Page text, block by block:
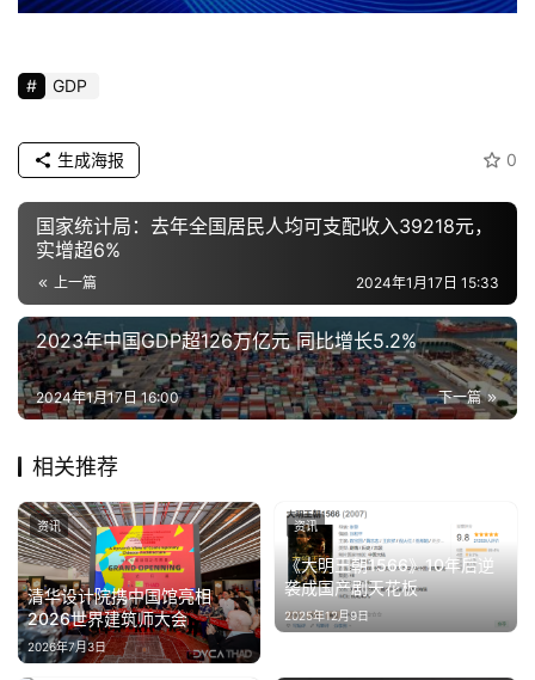
生
技
财
经
教
育
专
题
车
·
新
能
源
登录
GDP
0
生成海报
国家统计局：去年全国居民人均可支配收入39218元，
实增超6%
上一篇 2024年1月17日 15:33
2023年中国GDP超126万亿元 同比增长5.2%
下一篇
2024年1月17日 16:00
相关推荐
清华设计院携中国馆亮相
2026世界建筑师大会
2026年7月3日
资讯
《大明王朝1566》10年后逆
袭成国产剧天花板
2025年12月9日
资讯